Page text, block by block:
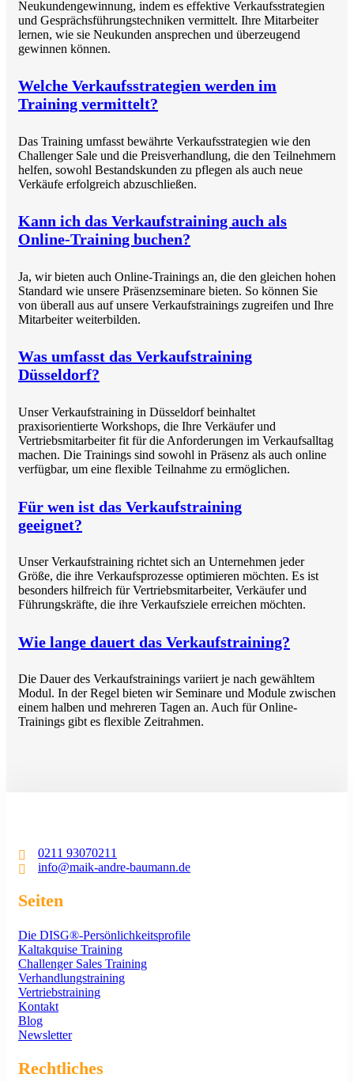
Neukundengewinnung, indem es effektive Verkaufsstrategien
und Gesprächsführungstechniken vermittelt. Ihre Mitarbeiter
lernen, wie sie Neukunden ansprechen und überzeugend
gewinnen können.
Welche Verkaufsstrategien werden im
Training vermittelt?
Das Training umfasst bewährte Verkaufsstrategien wie den
Challenger Sale und die Preisverhandlung, die den Teilnehmern
helfen, sowohl Bestandskunden zu pflegen als auch neue
Verkäufe erfolgreich abzuschließen.
Kann ich das Verkaufstraining auch als
Online-Training buchen?
Ja, wir bieten auch Online-Trainings an, die den gleichen hohen
Standard wie unsere Präsenzseminare bieten. So können Sie
von überall aus auf unsere Verkaufstrainings zugreifen und Ihre
Mitarbeiter weiterbilden.
Was umfasst das Verkaufstraining
Düsseldorf?
Unser Verkaufstraining in Düsseldorf beinhaltet
praxisorientierte Workshops, die Ihre Verkäufer und
Vertriebsmitarbeiter fit für die Anforderungen im Verkaufsalltag
machen. Die Trainings sind sowohl in Präsenz als auch online
verfügbar, um eine flexible Teilnahme zu ermöglichen.
Für wen ist das Verkaufstraining
geeignet?
Unser Verkaufstraining richtet sich an Unternehmen jeder
Größe, die ihre Verkaufsprozesse optimieren möchten. Es ist
besonders hilfreich für Vertriebsmitarbeiter, Verkäufer und
Führungskräfte, die ihre Verkaufsziele erreichen möchten.
Wie lange dauert das Verkaufstraining?
Die Dauer des Verkaufstrainings variiert je nach gewähltem
Modul. In der Regel bieten wir Seminare und Module zwischen
einem halben und mehreren Tagen an. Auch für Online-
Trainings gibt es flexible Zeitrahmen.
0211 93070211
info@maik-andre-baumann.de
Seiten
Die DISG®-Persönlichkeitsprofile
Kaltakquise Training
Challenger Sales Training
Verhandlungstraining
Vertriebstraining
Kontakt
Blog
Newsletter
Rechtliches